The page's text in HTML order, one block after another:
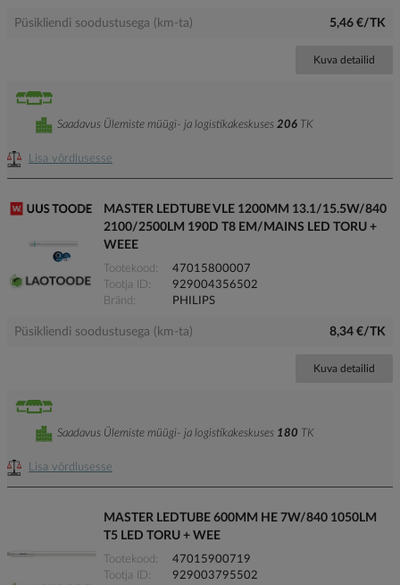
Püsikliendi soodustusega (km-ta) 5,46 €/TK
Kuva detailid
Lisa võrdlusesse
Saadavus Ülemiste müügi- ja logistikakeskuses 206 TK
MASTER LEDTUBE VLE 1200MM 13.1/15.5W/840
2100/2500LM 190D T8 EM/MAINS LED TORU +
WEEE
Tootekood
47015800007
Tootja ID
929004356502
Bränd
PHILIPS
Püsikliendi soodustusega (km-ta) 8,34 €/TK
Kuva detailid
Lisa võrdlusesse
Saadavus Ülemiste müügi- ja logistikakeskuses 180 TK
MASTER LEDTUBE 600MM HE 7W/840 1050LM
T5 LED TORU + WEE
Tootekood
47015900719
Tootja ID
929003795502